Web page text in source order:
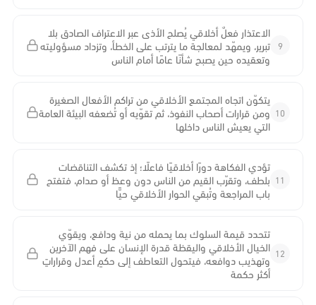
9
الاعتذار فعلٌ أخلاقي يُصلح الأذى عبر الاعتراف الصادق بلا
تبرير، ويمهّد لمعالجة ما يترتب على الخطأ، وتزداد مسؤوليته
وتعقيده حين يصبح شأنًا عامًا أمام الناس
10
يتكوّن اتجاه المجتمع الأخلاقي من تراكم الأفعال الصغيرة
ومن قرارات أصحاب النفوذ، ثم تقوّيه أو تُضعفه البيئة العامة
التي يعيش الناس داخلها
11
تؤدي الفكاهة دورًا أخلاقيًا فاعلًا؛ إذ تكشف التناقضات
بلطف، وتقرّب القيم من الناس دون وعظ أو صدام، فتفتح
باب المراجعة وتُبقي الحوار الأخلاقي حيًّا
12
تتحدد قيمة السلوك بما يحمله من نية ودافع، ويقوّي
الخيال الأخلاقي واليقظة قدرة الإنسان على فهم الآخرين
وتهذيب دوافعه، فيتحول التعاطف إلى حكمٍ أعدل وقراراتٍ
أكثر حكمة